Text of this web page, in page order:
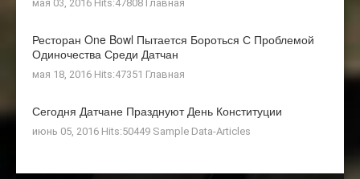
мая 03, 2016 Hits:47808 Главная
Ресторан One Bowl Пытается Бороться С Проблемой
Одиночества Среди Датчан
мая 18, 2016 Hits:47351 Главная
Сегодня Датчане Празднуют День Конституции
июнь 05, 2016 Hits:50449 Sample Data-Articles